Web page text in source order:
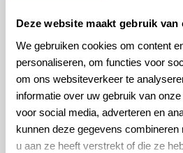
Deze website maakt gebruik van
We gebruiken cookies om content
personaliseren, om functies voor
om ons websiteverkeer te
informatie over uw gebruik van
voor social media, adverteren en
kunnen deze gegevens combineren
u aan ze heeft verstrekt of die ze
Bekijk vacature
Koerier Albert Heijn
Eindhoven | Flexibele
Eindhoven